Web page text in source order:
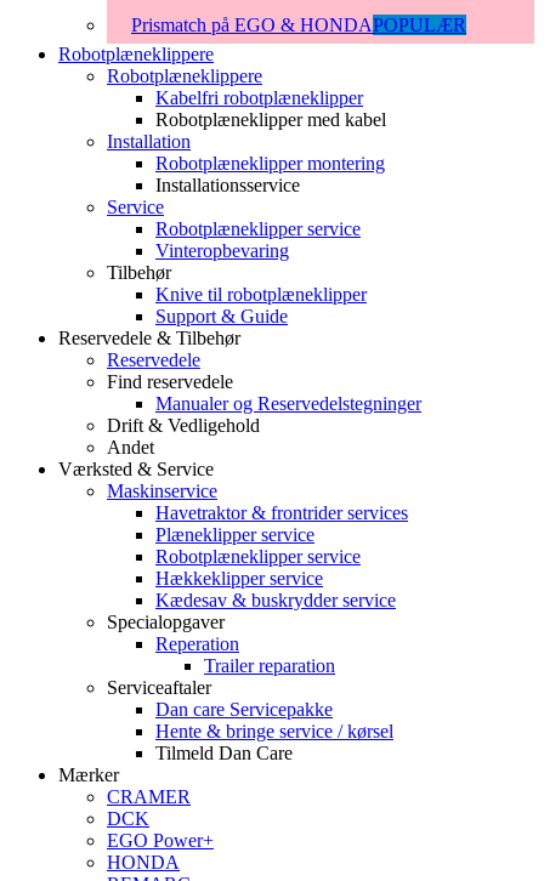
Prismatch på EGO & HONDAPOPULÆR
Robotplæneklippere
Robotplæneklippere
Kabelfri robotplæneklipper
Robotplæneklipper med kabel
Installation
Robotplæneklipper montering
Installationsservice
Service
Robotplæneklipper service
Vinteropbevaring
Tilbehør
Knive til robotplæneklipper
Support & Guide
Reservedele & Tilbehør
Reservedele
Find reservedele
Manualer og Reservedelstegninger
Drift & Vedligehold
Andet
Værksted & Service
Maskinservice
Havetraktor & frontrider services
Plæneklipper service
Robotplæneklipper service
Hækkeklipper service
Kædesav & buskrydder service
Specialopgaver
Reperation
Trailer reparation
Serviceaftaler
Dan care Servicepakke
Hente & bringe service / kørsel
Tilmeld Dan Care
Mærker
CRAMER
DCK
EGO Power+
HONDA